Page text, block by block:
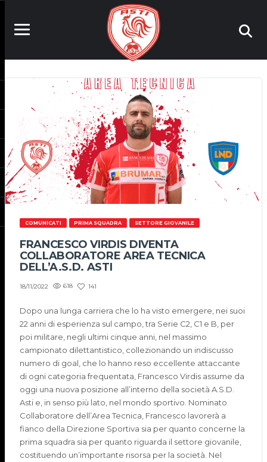
COMUNICATI PRIMA SQUADRA SETTORE GIOVANILE
FRANCESCO VIRDIS DIVENTA
COLLABORATORE AREA TECNICA
DELL’A.S.D. ASTI
18/11/2022 618 141
Dopo una lunga carriera che lo ha visto emergere, nei suoi
22 anni di esperienza sul campo, tra Serie C2, C1 e B, per
poi militare, negli ultimi cinque anni, nel massimo
campionato dilettantistico, collezionando un indiscusso
numero di goal, che lo hanno reso eccellente attaccante
di ogni categoria frequentata, Francesco Virdis assume da
oggi una nuova posizione all’interno della società A.S.D.
Asti e, in senso più lato, nel mondo sportivo. Nominato
Collaboratore dell’Area Tecnica, Francesco lavorerà a
fianco della Direzione Sportiva sia per quanto concerne la
prima squadra sia per quanto riguarda il settore giovanile,
costituendo un’importante risorsa per la società. Nel